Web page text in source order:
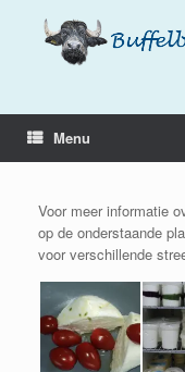
Menu
Voor meer informatie
op de onderstaande
voor verschillende